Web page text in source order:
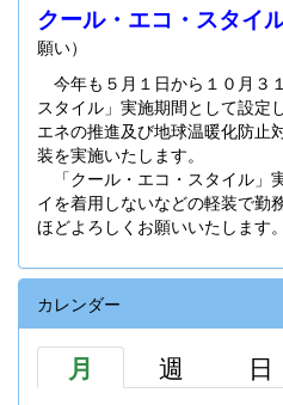
クール・エコ・スタイ
願い）
今年も５月１日から１０月３
スタイル」実施期間として設定
エネの推進及び地球温暖化防止
装を実施いたします。
「クール・エコ・スタイル」
イを着用しないなどの軽装で勤
ほどよろしくお願いいたします。
カレンダー
月 週 日